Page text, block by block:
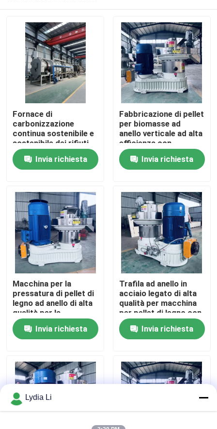
Casa
Mostra VR
Chi siamo
Fatory Tour
Controllo di qualità
Contattaci
Richiedere un preventivo
Macchina del mulino della pallina
Fabbricazione di pellet di legno
Fornace di
carbonizzazione
continua sostenibile e
sostenibile dei rifiuti
agricoli, a risparmio
energeticoInvia richiesta
Fabbricazione di pellet
per biomasse ad
anello verticale ad alta
efficienza con
alimentazione
verticale e
progettazione di
Invia richiesta
Macchina per la
pressatura di pellet di
legno ad anello di alta
qualità per la
produzione di energia
pulita Invia richiesta
Trafila ad anello in
acciaio legato di alta
qualità per macchina
per pellet di legno con
lubrificazione
automatica e
trasmissione a
efficiente
Invia richiesta
Lydia Li